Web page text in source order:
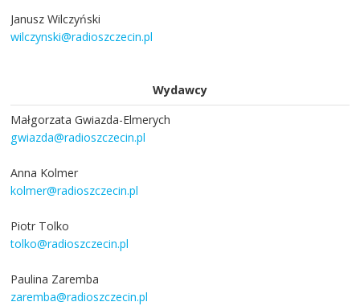
Janusz Wilczyński
wilczynski@radioszczecin.pl
Wydawcy
Małgorzata Gwiazda-Elmerych
gwiazda@radioszczecin.pl
Anna Kolmer
kolmer@radioszczecin.pl
Piotr Tolko
tolko@radioszczecin.pl
Paulina Zaremba
zaremba@radioszczecin.pl